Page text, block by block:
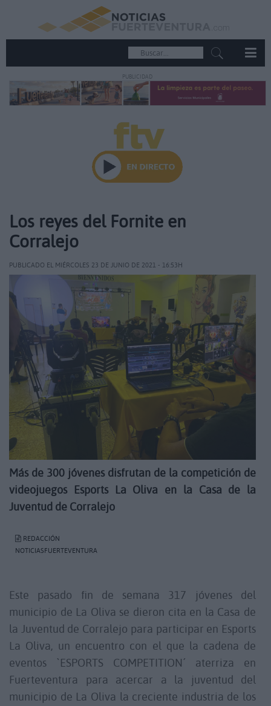
PUBLICIDAD
Los reyes del Fornite en
Corralejo
PUBLICADO EL MIÉRCOLES 23 DE JUNIO DE 2021 - 16:53H
Más de 300 jóvenes disfrutan de la competición de
videojuegos Esports La Oliva en la Casa de la
Juventud de Corralejo
REDACCIÓN
NOTICIASFUERTEVENTURA
Este pasado fin de semana 317 jóvenes del
municipio de La Oliva se dieron cita en la Casa de
la Juventud de Corralejo para participar en Esports
La Oliva, un encuentro con el que la cadena de
eventos `ESPORTS COMPETITION´ aterriza en
Fuerteventura para acercar a la juventud del
municipio de La Oliva la creciente industria de los